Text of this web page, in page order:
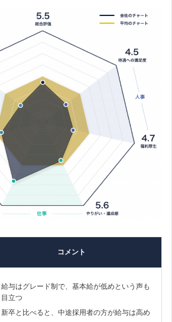
コメント
給与はグレード制で、基本給が低めという声も
目立つ
新卒と比べると、中途採用者の方が給与は高め